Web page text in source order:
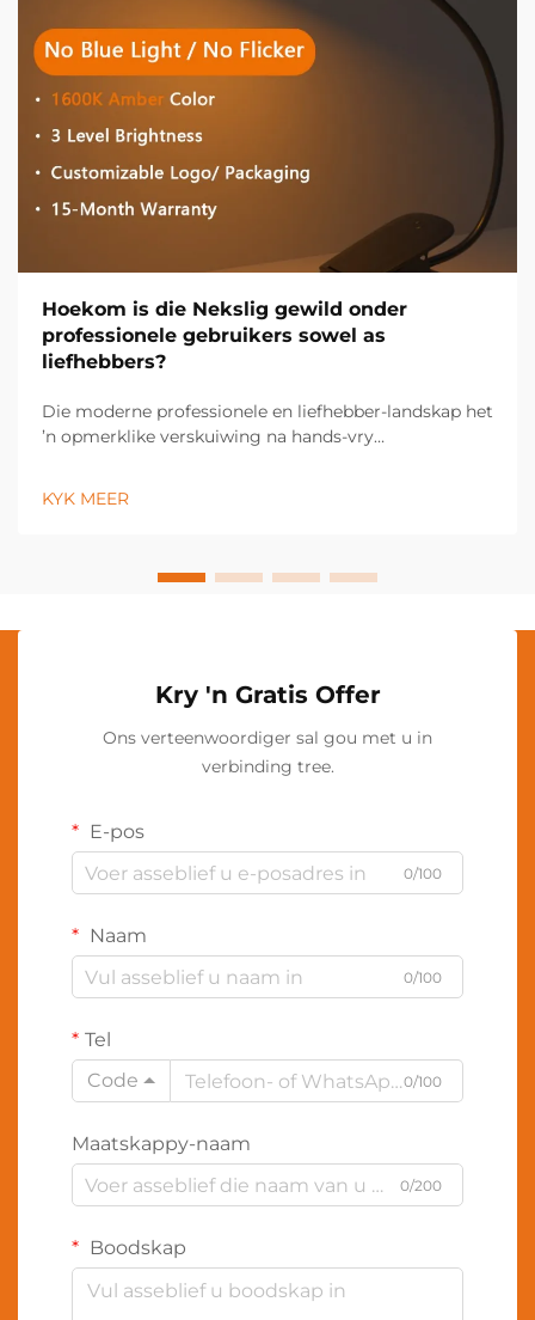
Hoekom is die Nekslig gewild onder
professionele gebruikers sowel as
liefhebbers?
Die moderne professionele en liefhebber-landskap het
’n opmerklike verskuiwing na hands-vry
verskeidenheid nydige en persoonlike toepassings.
KYK MEER
Kry 'n Gratis Offer
Ons verteenwoordiger sal gou met u in
verbinding tree.
E-pos
0/100
Naam
0/100
Tel
Code
0/100
Maatskappy-naam
0/200
Boodskap